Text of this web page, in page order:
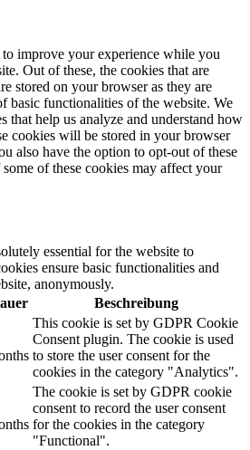
improve your experience while you
Out of these, the cookies that are
stored on your browser as they are
basic functionalities of the website. We
that help us analyze and understand how
cookies will be stored in your browser
also have the option to opt-out of these
of these cookies may affect your
essential for the website to
ensure basic functionalities and
anonymously.
Beschreibung
This cookie is set by GDPR Cookie
Consent plugin. The cookie is used
to store the user consent for the
cookies in the category "Analytics".
The cookie is set by GDPR cookie
consent to record the user consent
for the cookies in the category
"Functional".